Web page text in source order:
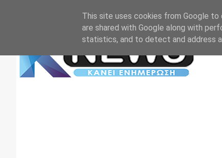
This site uses cookies from Google to
are shared with Google along with
statistics, and to detect and address